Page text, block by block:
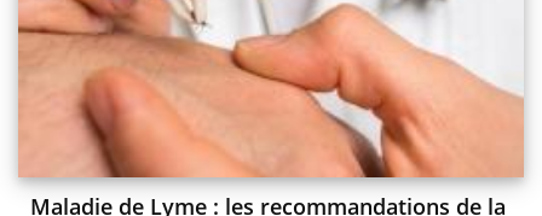
Maladie de Lyme : les recommandations de la